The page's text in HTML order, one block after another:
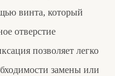
винта, который
отверстие
позволяет легко
замены или